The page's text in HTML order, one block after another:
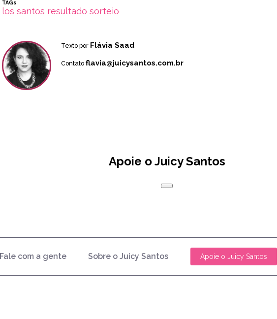
TAGs
los santos resultado sorteio
Texto por Flávia Saad
Contato flavia@juicysantos.com.br
Apoie o Juicy Santos
Fale com a gente Sobre o Juicy Santos Apoie o Juicy Santos